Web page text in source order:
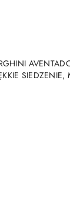
SIEDZENIE,